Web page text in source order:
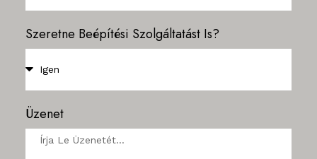
Szeretne Beépítési Szolgáltatást Is?
Üzenet